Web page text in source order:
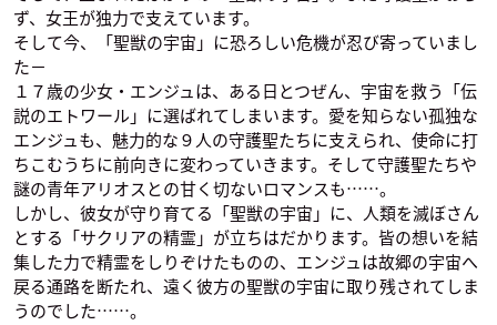
ず、女王が独力で支えています。
そして今、「聖獣の宇宙」に恐ろしい危機が忍び寄っていまし
た－
１７歳の少女・エンジュは、ある日とつぜん、宇宙を救う「伝
説のエトワール」に選ばれてしまいます。愛を知らない孤独な
エンジュも、魅力的な９人の守護聖たちに支えられ、使命に打
ちこむうちに前向きに変わっていきます。そして守護聖たちや
謎の青年アリオスとの甘く切ないロマンスも……。
しかし、彼女が守り育てる「聖獣の宇宙」に、人類を滅ぼさん
とする「サクリアの精霊」が立ちはだかります。皆の想いを結
集した力で精霊をしりぞけたものの、エンジュは故郷の宇宙へ
戻る通路を断たれ、遠く彼方の聖獣の宇宙に取り残されてしま
うのでした……。